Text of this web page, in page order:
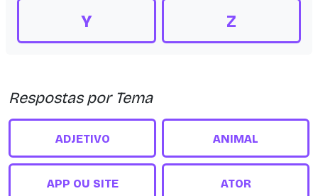
Y Z
Respostas por Tema
ADJETIVO ANIMAL
APP OU SITE ATOR